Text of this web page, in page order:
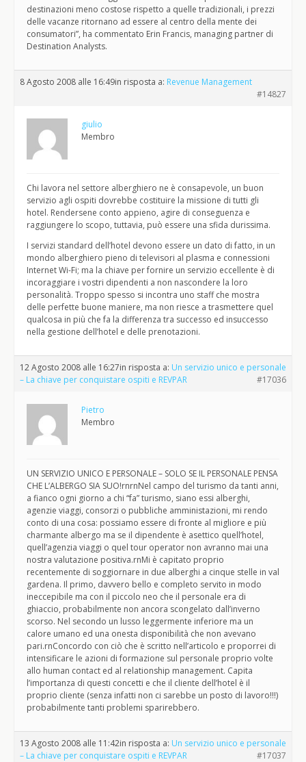
destinazioni meno costose rispetto a quelle tradizionali, i prezzi
delle vacanze ritornano ad essere al centro della mente dei
consumatori”, ha commentato Erin Francis, managing partner di
Destination Analysts.
8 Agosto 2008 alle 16:49in risposta a: Revenue Management
#14827
giulio
Membro
Chi lavora nel settore alberghiero ne è consapevole, un buon
servizio agli ospiti dovrebbe costituire la missione di tutti gli
hotel. Rendersene conto appieno, agire di conseguenza e
raggiungere lo scopo, tuttavia, può essere una sfida durissima.
I servizi standard dell’hotel devono essere un dato di fatto, in un
mondo alberghiero pieno di televisori al plasma e connessioni
Internet Wi-Fi; ma la chiave per fornire un servizio eccellente è di
incoraggiare i vostri dipendenti a non nascondere la loro
personalità. Troppo spesso si incontra uno staff che mostra
delle perfette buone maniere, ma non riesce a trasmettere quel
qualcosa in più che fa la differenza tra successo ed insuccesso
nella gestione dell’hotel e delle prenotazioni.
12 Agosto 2008 alle 16:27in risposta a: Un servizio unico e personale
– La chiave per conquistare ospiti e REVPAR
#17036
Pietro
Membro
UN SERVIZIO UNICO E PERSONALE – SOLO SE IL PERSONALE PENSA
CHE L’ALBERGO SIA SUO!rnrnNel campo del turismo da tanti anni,
a fianco ogni giorno a chi “fa” turismo, siano essi alberghi,
agenzie viaggi, consorzi o pubbliche amministazioni, mi rendo
conto di una cosa: possiamo essere di fronte al migliore e più
charmante albergo ma se il dipendente è asettico quell’hotel,
quell’agenzia viaggi o quel tour operator non avranno mai una
nostra valutazione positiva.rnMi è capitato proprio
recentemente di soggiornare in due alberghi a cinque stelle in val
gardena. Il primo, davvero bello e completo servito in modo
ineccepibile ma con il piccolo neo che il personale era di
ghiaccio, probabilmente non ancora scongelato dall’inverno
scorso. Nel secondo un lusso leggermente inferiore ma un
calore umano ed una onesta disponibilità che non avevano
pari.rnConcordo con ciò che è scritto nell’articolo e proporrei di
intensificare le azioni di formazione sul personale proprio volte
allo human contact ed al relationship management. Capita
l’importanza di questi concetti e che il cliente dell’hotel è il
proprio cliente (senza infatti non ci sarebbe un posto di lavoro!!!)
probabilmente tanti problemi sparirebbero.
13 Agosto 2008 alle 11:42in risposta a: Un servizio unico e personale
– La chiave per conquistare ospiti e REVPAR
#17037